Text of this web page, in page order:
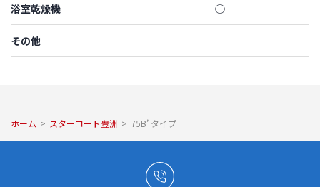
浴室乾燥機 ◯
その他
ホーム > スターコート豊洲 > 75B’ タイプ